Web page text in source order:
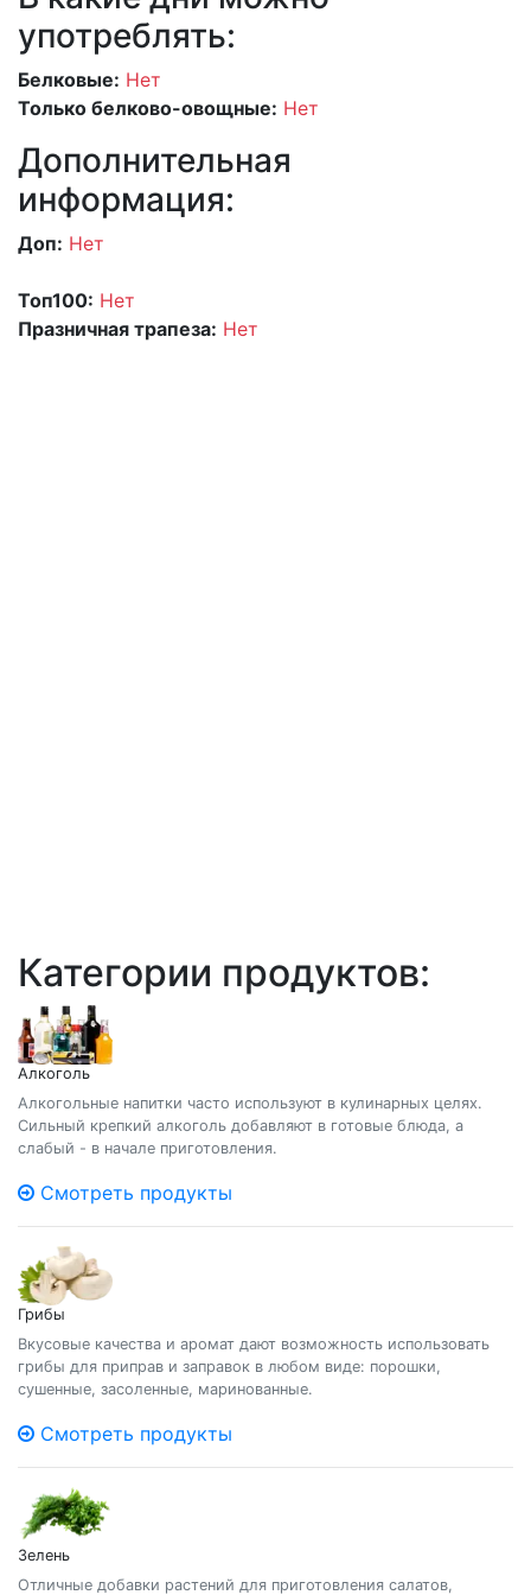
употреблять:
Белковые: Нет
Только белково-овощные: Нет
Дополнительная
информация:
Доп: Нет
Топ100: Нет
Празничная трапеза: Нет
Категории продуктов:
Алкоголь
Алкогольные напитки часто используют в кулинарных целях.
Сильный крепкий алкоголь добавляют в готовые блюда, а
слабый - в начале приготовления.
Смотреть продукты
Грибы
Вкусовые качества и аромат дают возможность использовать
грибы для приправ и заправок в любом виде: порошки,
сушенные, засоленные, маринованные.
Смотреть продукты
Зелень
Отличные добавки растений для приготовления салатов,